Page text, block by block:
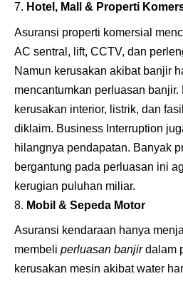
Hotel, Mall & Properti
Asuransi properti komersial
AC sentral, lift, CCTV, dan
Namun kerusakan akibat banjir
mencantumkan perluasan
kerusakan interior, listrik, dan
diklaim. Business Interruption
hilangnya pendapatan. Banyak
bergantung pada perluasan ini
kerugian puluhan miliar.
Mobil & Sepeda Motor
Asuransi kendaraan hanya
membeli perluasan banjirdalam
kerusakan mesin akibat water